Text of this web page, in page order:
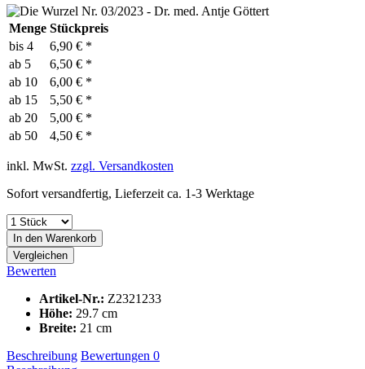
Menge Stückpreis
bis 4
6,90 € *
ab 5
6,50 € *
ab 10
6,00 € *
ab 15
5,50 € *
ab 20
5,00 € *
ab 50 4,50 € *
inkl. MwSt. zzgl. Versandkosten
Sofort versandfertig, Lieferzeit ca. 1-3 Werktage
In den Warenkorb
Vergleichen
Bewerten
Artikel-Nr.: Z2321233
Höhe: 29.7 cm
Breite: 21 cm
Beschreibung Bewertungen 0